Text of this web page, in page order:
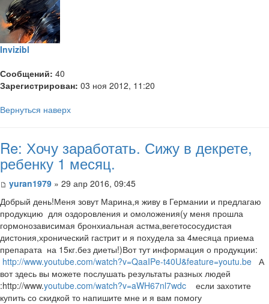
Invizibl
Сообщений: 40
Зарегистрирован: 03 ноя 2012, 11:20
Вернуться наверх
Re: Хочу заработать. Сижу в декрете,
ребенку 1 месяц.
yuran1979 » 29 апр 2016, 09:45
Добрый день!Меня зовут Марина,я живу в Германии и предлагаю
продукцию для оздоровления и омоложения(у меня прошла
гормонозависимая бронхиальная астма,вегетососудистая
дистония,хронический гастрит и я похудела за 4месяца приема
препарата на 15кг.без диеты!)Вот тут информация о продукции:
http://www.youtube.com/watch?v=QaaIPe-t40U&feature=youtu.be А
вот здесь вы можете послушать результаты разных людей
:http://www.youtube.com/watch?v=aWH67nl7wdc если захотите
купить со скидкой то напишите мне и я вам помогу